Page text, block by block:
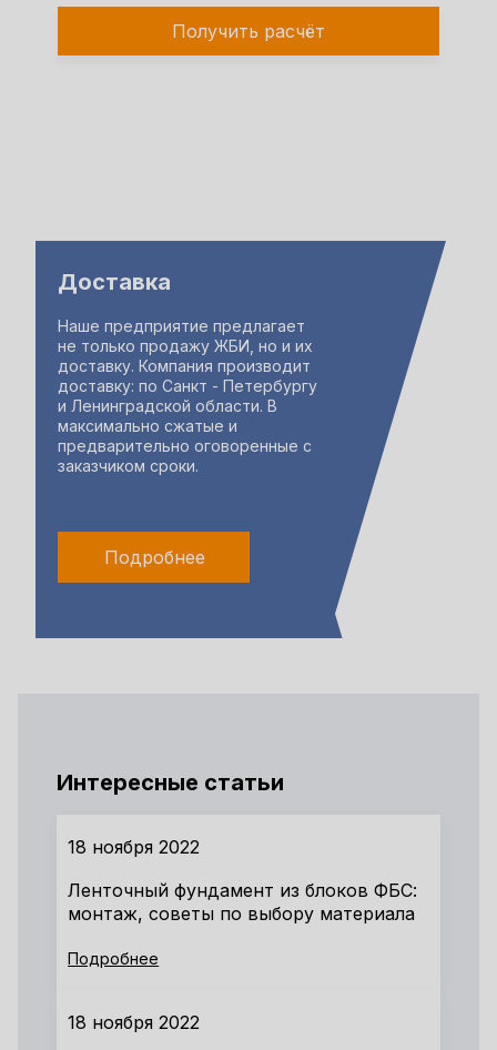
Получить расчёт
Доставка
Наше предприятие предлагает
не только продажу ЖБИ, но и их
доставку. Компания производит
доставку: по Санкт - Петербургу
и Ленинградской области. В
максимально сжатые и
предварительно оговоренные с
заказчиком сроки.
Подробнее
Интересные статьи
18 ноября 2022
Ленточный фундамент из блоков ФБС:
монтаж, советы по выбору материала
Подробнее
18 ноября 2022